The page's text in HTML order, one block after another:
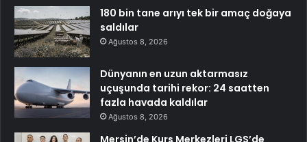
180 bin tane arıyı tek bir amaç doğaya
saldılar
Ağustos 8, 2026
Dünyanın en uzun aktarmasız
uçuşunda tarihi rekor: 24 saatten
fazla havada kaldılar
Ağustos 8, 2026